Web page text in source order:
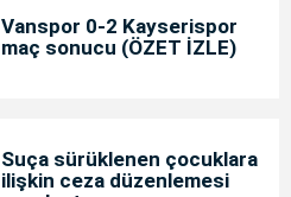
Vanspor 0-2 Kayserispor
maç sonucu (ÖZET İZLE)
Suça sürüklenen çocuklara
ilişkin ceza düzenlemesi